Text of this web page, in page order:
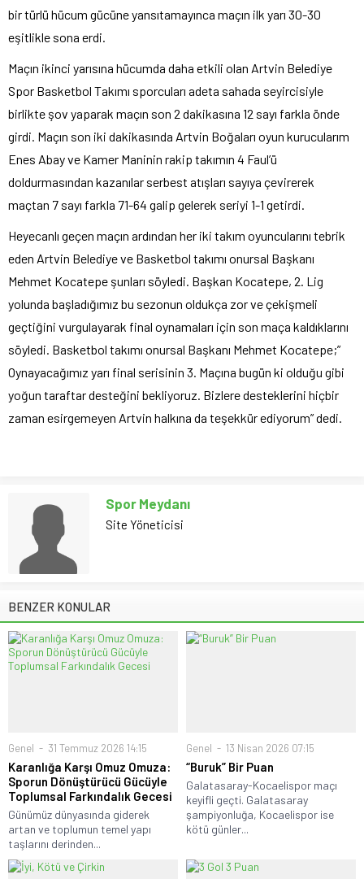
bir türlü hücum gücüne yansıtamayınca maçın ilk yarı 30-30
eşitlikle sona erdi.
Maçın ikinci yarısına hücumda daha etkili olan Artvin Belediye
Spor Basketbol Takımı sporcuları adeta sahada seyircisiyle
birlikte şov yaparak maçın son 2 dakikasına 12 sayı farkla önde
girdi. Maçın son iki dakikasında Artvin Boğaları oyun kurucularım
Enes Abay ve Kamer Maninin rakip takımın 4 Faul’ü
doldurmasından kazanılar serbest atışları sayıya çevirerek
maçtan 7 sayı farkla 71-64 galip gelerek seriyi 1-1 getirdi.
Heyecanlı geçen maçın ardından her iki takım oyuncularını tebrik
eden Artvin Belediye ve Basketbol takımı onursal Başkanı
Mehmet Kocatepe şunları söyledi. Başkan Kocatepe, 2. Lig
yolunda başladığımız bu sezonun oldukça zor ve çekişmeli
geçtiğini vurgulayarak final oynamaları için son maça kaldıklarını
söyledi. Basketbol takımı onursal Başkanı Mehmet Kocatepe;”
Oynayacağımız yarı final serisinin 3. Maçına bugün ki olduğu gibi
yoğun taraftar desteğini bekliyoruz. Bizlere desteklerini hiçbir
zaman esirgemeyen Artvin halkına da teşekkür ediyorum” dedi.
Spor Meydanı
Site Yöneticisi
BENZER KONULAR
Genel 31 Temmuz 2026 14:15
Karanlığa Karşı Omuz Omuza:
Sporun Dönüştürücü Gücüyle
Toplumsal Farkındalık Gecesi
Günümüz dünyasında giderek
artan ve toplumun temel yapı
taşlarını derinden...
Genel 13 Nisan 2026 07:15
“Buruk” Bir Puan
Galatasaray-Kocaelispor maçı
keyifli geçti. Galatasaray
şampiyonluğa, Kocaelispor ise
kötü günler...